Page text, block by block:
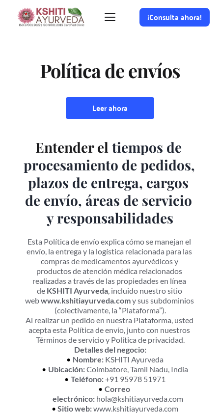
¡Consulta ahora!
Política de envíos
Leer ahora
Entender el tiempos de
procesamiento de pedidos,
plazos de entrega, cargos
de envío, áreas de servicio
y responsabilidades
Esta Política de envío explica cómo se manejan el
envío, la entrega y la logística relacionada para las
compras de medicamentos ayurvédicos y
productos de atención médica relacionados
realizadas a través de las propiedades en línea
de KSHITI Ayurveda, incluido nuestro sitio
web www.kshitiayurveda.com y sus subdominios
(colectivamente, la “Plataforma”).
Al realizar un pedido en nuestra Plataforma, usted
acepta esta Política de envío, junto con nuestros
Términos de servicio y Política de privacidad.
Detalles del negocio:
Nombre: KSHITI Ayurveda
Ubicación: Coimbatore, Tamil Nadu, India
Teléfono: +91 95978 51971
Correo
electrónico: hola@kshitiayurveda.com
Sitio web: www.kshitiayurveda.com